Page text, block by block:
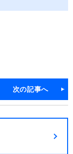
次の記事へ